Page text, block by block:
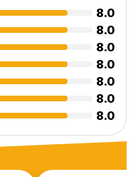
8.0
8.0
8.0
8.0
8.0
8.0
8.0